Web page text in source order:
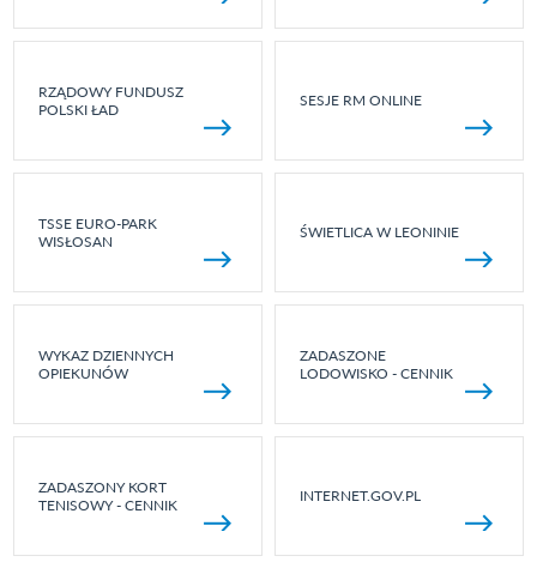
RZĄDOWY FUNDUSZ
POLSKI ŁAD
SESJE RM ONLINE
TSSE EURO-PARK
WISŁOSAN
ŚWIETLICA W LEONINIE
WYKAZ DZIENNYCH
OPIEKUNÓW
ZADASZONE
LODOWISKO - CENNIK
ZADASZONY KORT
TENISOWY - CENNIK
INTERNET.GOV.PL